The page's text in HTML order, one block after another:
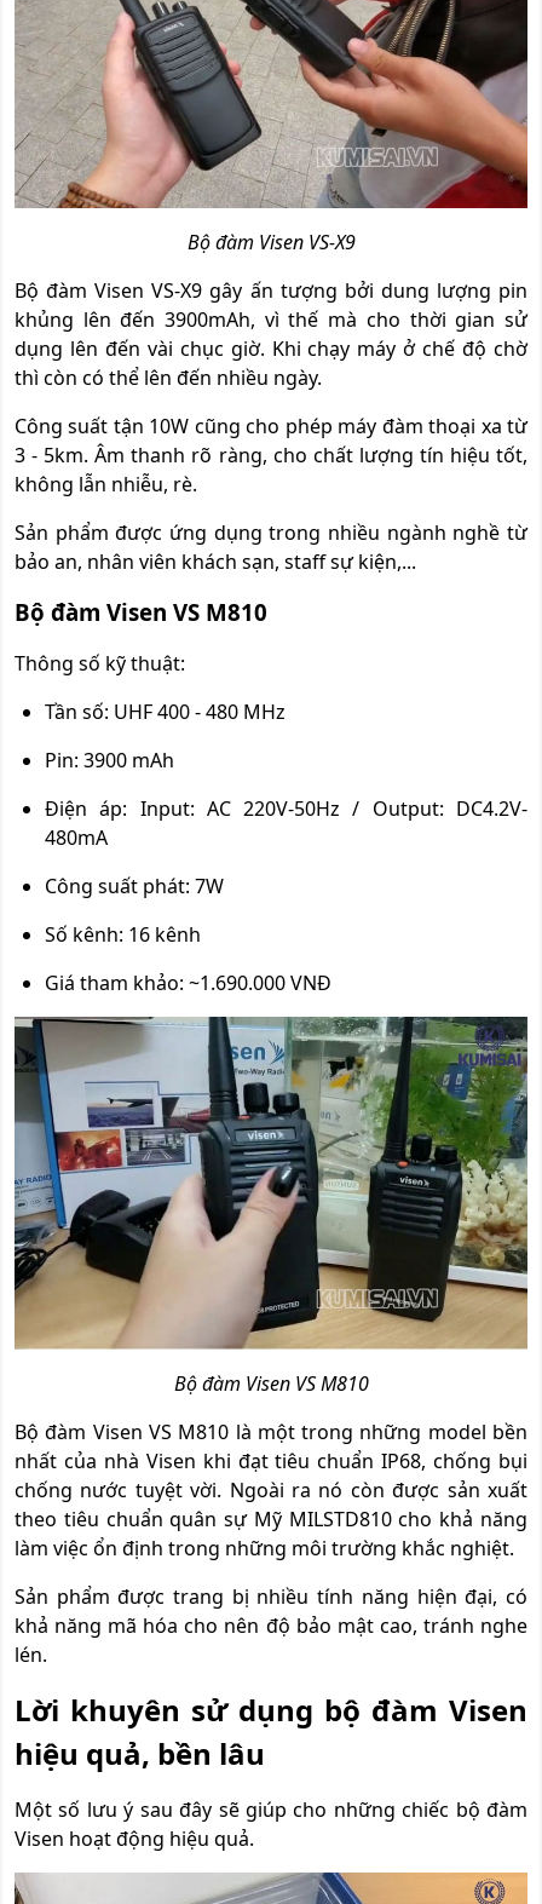
Bộ đàm Visen VS-X9
Bộ đàm Visen VS-X9 gây ấn tượng bởi dung lượng pin
khủng lên đến 3900mAh, vì thế mà cho thời gian sử
dụng lên đến vài chục giờ. Khi chạy máy ở chế độ chờ
thì còn có thể lên đến nhiều ngày.
Công suất tận 10W cũng cho phép máy đàm thoại xa từ
3 - 5km. Âm thanh rõ ràng, cho chất lượng tín hiệu tốt,
không lẫn nhiễu, rè.
Sản phẩm được ứng dụng trong nhiều ngành nghề từ
bảo an, nhân viên khách sạn, staff sự kiện,...
Bộ đàm Visen VS M810
Thông số kỹ thuật:
Tần số: UHF 400 - 480 MHz
Pin: 3900 mAh
Điện áp: Input: AC 220V-50Hz / Output: DC4.2V-
480mA
Công suất phát: 7W
Số kênh: 16 kênh
Giá tham khảo: ~1.690.000 VNĐ
Bộ đàm Visen VS M810
Bộ đàm Visen VS M810 là một trong những model bền
nhất của nhà Visen khi đạt tiêu chuẩn IP68, chống bụi
chống nước tuyệt vời. Ngoài ra nó còn được sản xuất
theo tiêu chuẩn quân sự Mỹ MILSTD810 cho khả năng
làm việc ổn định trong những môi trường khắc nghiệt.
Sản phẩm được trang bị nhiều tính năng hiện đại, có
khả năng mã hóa cho nên độ bảo mật cao, tránh nghe
lén.
Lời khuyên sử dụng bộ đàm Visen
hiệu quả, bền lâu
Một số lưu ý sau đây sẽ giúp cho những chiếc bộ đàm
Visen hoạt động hiệu quả.